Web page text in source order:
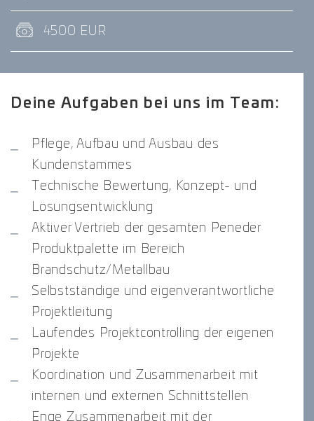
4500 EUR
Deine Aufgaben bei uns im Team:
Pflege, Aufbau und Ausbau des
Kundenstammes
Technische Bewertung, Konzept- und
Lösungsentwicklung
Aktiver Vertrieb der gesamten Peneder
Produktpalette im Bereich
Brandschutz/Metallbau
Selbstständige und eigenverantwortliche
Projektleitung
Laufendes Projektcontrolling der eigenen
Projekte
Koordination und Zusammenarbeit mit
internen und externen Schnittstellen
Enge Zusammenarbeit mit der